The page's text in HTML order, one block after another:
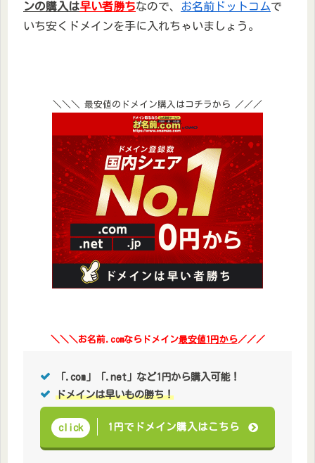
ンの購入は早い者勝ちなので、 お名前ドットコムで
いち安くドメインを手に入れちゃいましょう。
＼＼＼ 最安値のドメイン購入はコチラから ／／／
＼＼＼お名前.comならドメイン最安値1円から／／／
「.com」「.net」など1円から購入可能！
ドメインは早いもの勝ち！
click 1円でドメイン購入はこちら